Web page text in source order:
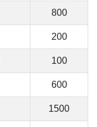
800
200
100
600
1500